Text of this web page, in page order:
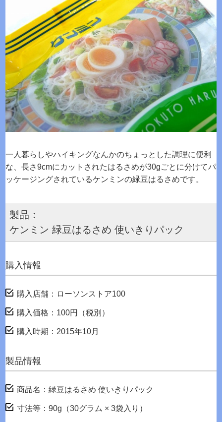
一人暮らしやハイキングなんかのちょっとした調理に便利
な、長さ9cmにカットされたはるさめが30gごとに分けてパ
ッケージングされているケンミンの緑豆はるさめです。
製品：
ケンミン 緑豆はるさめ 使いきりパック
購入情報
購入店舗：ローソンストア100
購入価格：100円（税別）
購入時期：2015年10月
製品情報
商品名：緑豆はるさめ 使いきりパック
寸法等：90g（30グラム × 3袋入り）